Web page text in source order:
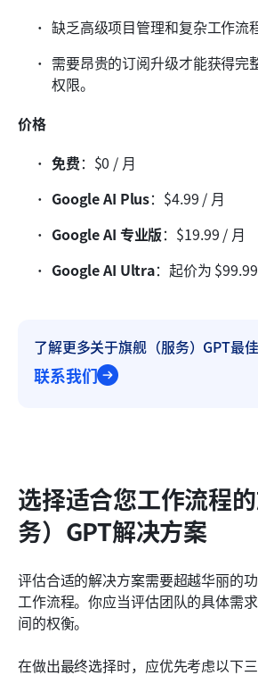
缺乏高级项目管理和复杂工作流
需要昂贵的订阅升级才能获得完
权限。
价格
免费：$0 / 月
Google AI Plus：$4.99 / 月
Google AI 专业版：$19.99 / 月
Google AI Ultra：起价为
了解更多关于旗舰（服务）GPT最
联系我们
选择适合您工作流程
务）GPT解决方案
评估合适的解决方案需要超越华丽的
工作流程。你应当评估团队的具体需
间的权衡。
在做出最终选择时，应优先考虑以下三